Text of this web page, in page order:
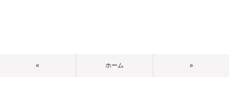
ホーム
« »